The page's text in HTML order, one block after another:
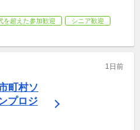
を超えた参加歓迎
シニア歓迎
1日前
町村ソ
プロジ